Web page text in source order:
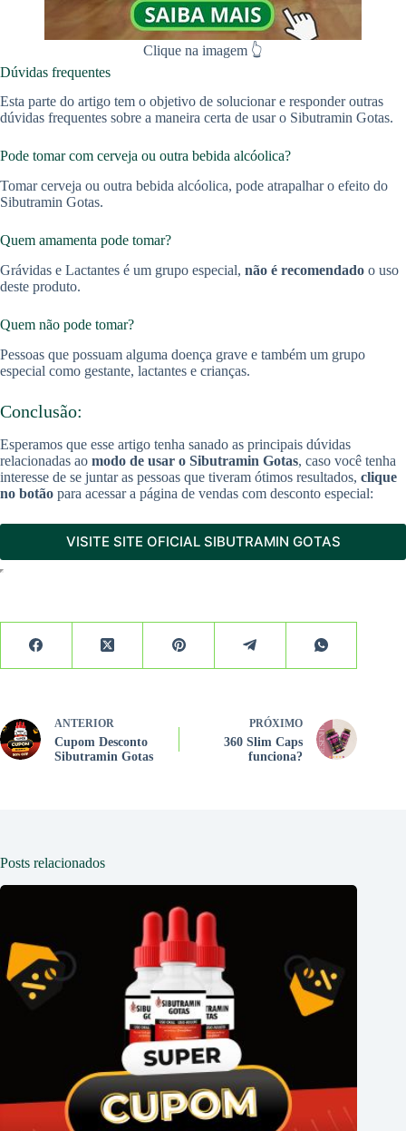
Clique na imagem 👆
Dúvidas frequentes
Esta parte do artigo tem o objetivo de solucionar e responder outras
dúvidas frequentes sobre a maneira certa de usar o Sibutramin Gotas.
Pode tomar com cerveja ou outra bebida alcóolica?
Tomar cerveja ou outra bebida alcóolica, pode atrapalhar o efeito do
Sibutramin Gotas.
Quem amamenta pode tomar?
Grávidas e Lactantes é um grupo especial, não é recomendado o uso
deste produto.
Quem não pode tomar?
Pessoas que possuam alguma doença grave e também um grupo
especial como gestante, lactantes e crianças.
Conclusão:
Esperamos que esse artigo tenha sanado as principais dúvidas
relacionadas ao modo de usar o Sibutramin Gotas, caso você tenha
interesse de se juntar as pessoas que tiveram ótimos resultados, clique
no botão para acessar a página de vendas com desconto especial:
VISITE SITE OFICIAL SIBUTRAMIN GOTAS
ANTERIOR
Cupom Desconto
Sibutramin Gotas
PRÓXIMO
360 Slim Caps
funciona?
Posts relacionados